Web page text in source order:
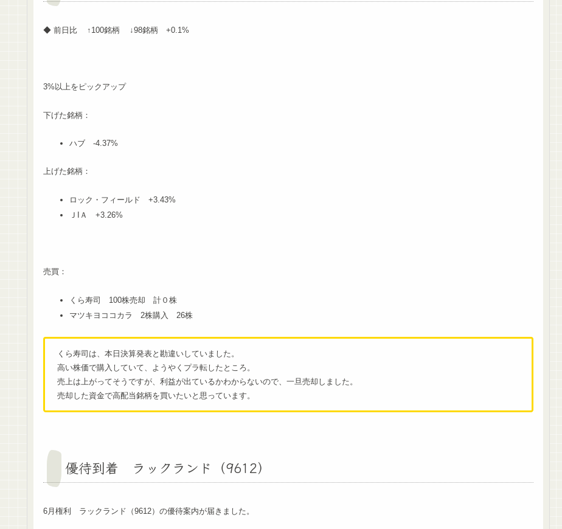
◆ 前日比 ↑100銘柄 ↓98銘柄 +0.1%
3%以上をピックアップ
下げた銘柄：
ハブ -4.37%
上げた銘柄：
ロック・フィールド +3.43%
ＪIＡ +3.26%
売買：
くら寿司 100株売却 計０株
マツキヨココカラ 2株購入 26株
くら寿司は、本日決算発表と勘違いしていました。
高い株価で購入していて、ようやくプラ転したところ。
売上は上がってそうですが、利益が出ているかわからないので、一旦売却しました。
売却した資金で高配当銘柄を買いたいと思っています。
優待到着 ラックランド（9612）
6月権利 ラックランド（9612）の優待案内が届きました。